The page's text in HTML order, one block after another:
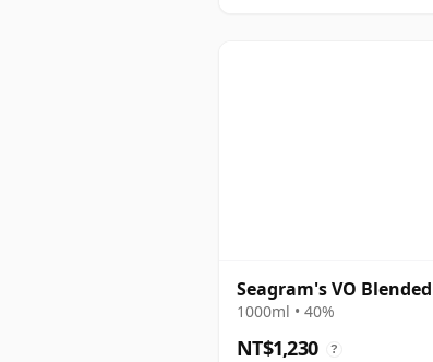
Seagram's VO Blended
1000ml • 40%
NT$1,230 ?